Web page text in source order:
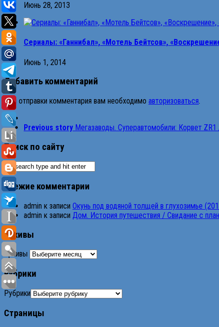
Июнь 28, 2013
Сериалы: «Ганнибал», «Мотель Бейтсов»,
Июнь 1, 2014
Добавить комментарий
Для отправки комментария вам необходимо авторизоваться.
Previous story Мегазаводы. Суперавтомобили: Корвет
Поиск по сайту
Свежие комментарии
admin к записи Окунь под водяной толщей в глухозимье
admin к записи Дом. История путешествия / Свидание с
Архивы
Архивы
Рубрики
Рубрики
Страницы